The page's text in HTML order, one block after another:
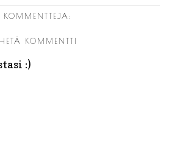
KOMMENTTEJA:
KOMMENTTI
:)